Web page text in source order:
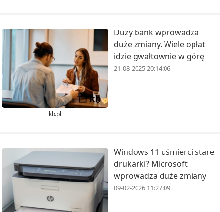
kb.pl
Duży bank wprowadza
duże zmiany. Wiele opłat
idzie gwałtownie w górę
21-08-2025 20:14:06
Windows 11 uśmierci stare
drukarki? Microsoft
wprowadza duże zmiany
09-02-2026 11:27:09